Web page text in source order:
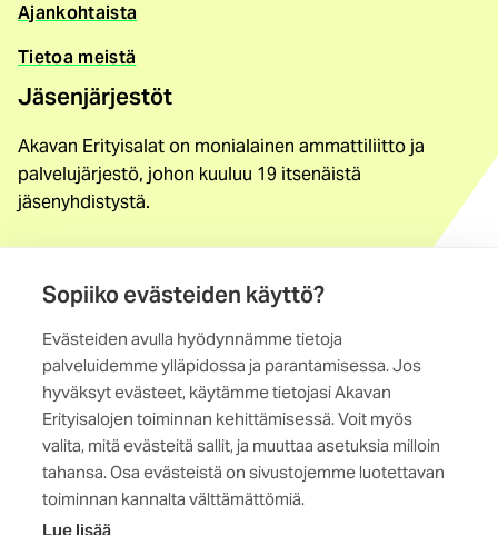
Sopiiko evästeiden käyttö?
Evästeiden avulla hyödynnämme tietoja
palveluidemme ylläpidossa ja parantamisessa. Jos
hyväksyt evästeet, käytämme tietojasi Akavan
Erityisalojen toiminnan kehittämisessä. Voit myös
valita, mitä evästeitä sallit, ja muuttaa asetuksia milloin
tahansa. Osa evästeistä on sivustojemme luotettavan
toiminnan kannalta välttämättömiä.
Lue lisää
Ajankohtaista
Tietoa meistä
Jäsenjärjestöt
Akavan Erityisalat on monialainen ammattiliitto ja
palvelujärjestö, johon kuuluu 19 itsenäistä
jäsenyhdistystä.
Yhteystiedot
Maistraatinportti 4 A, 6. krs
00240 Helsinki
Kaikki yhteystiedot